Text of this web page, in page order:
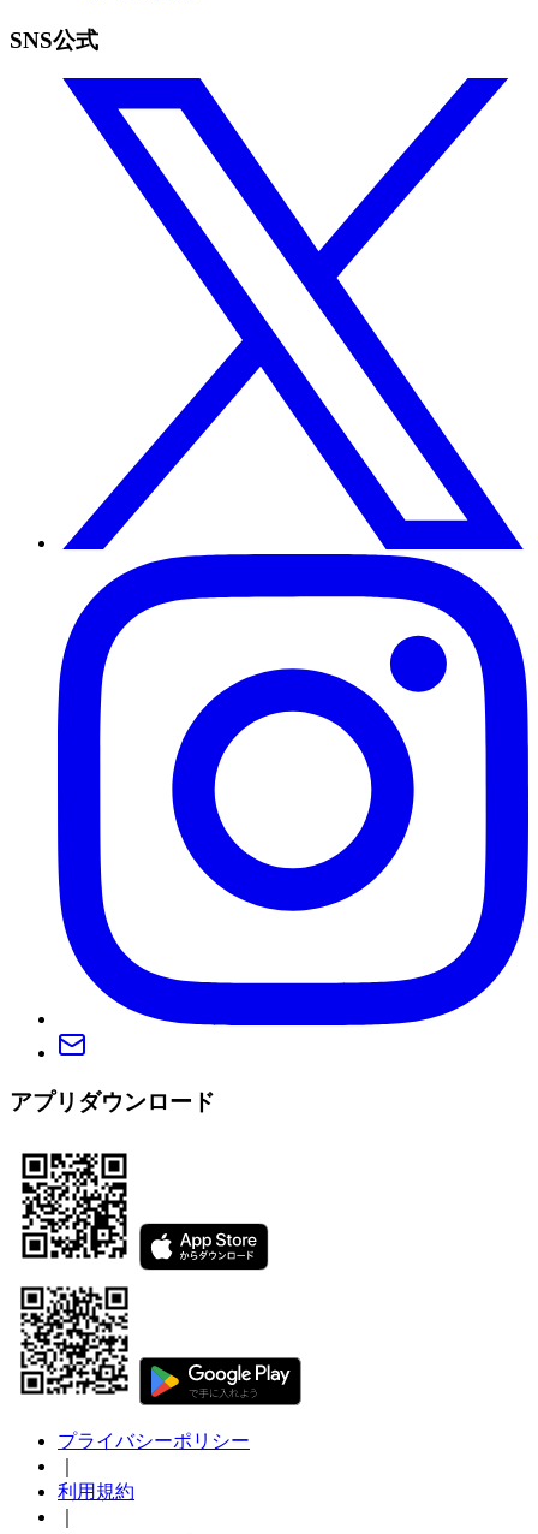
SNS公式
アプリダウンロード
プライバシーポリシー
利用規約